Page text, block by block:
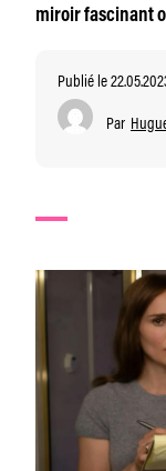
miroir fascinant
Publié le
Par